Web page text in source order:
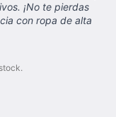
¡No te pierdas
con ropa de alta